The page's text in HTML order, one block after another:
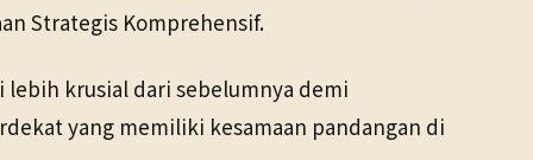
Strategis Komprehensif.
lebih krusial dari sebelumnya demi
yang memiliki kesamaan pandangan di